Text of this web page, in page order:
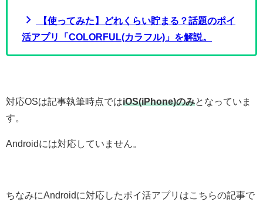
chevron_right
【使ってみた】どれくらい貯まる？話題のポイ
活アプリ「COLORFUL(カラフル)」を解説。
対応OSは記事執筆時点ではiOS(iPhone)のみとなっていま
す。
Androidには対応していません。
ちなみにAndroidに対応したポイ活アプリはこちらの記事で